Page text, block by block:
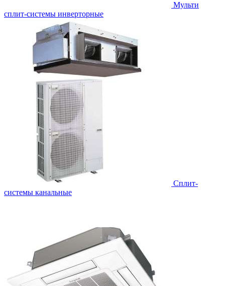
Мульти
сплит-системы инверторные
Сплит-
системы канальные